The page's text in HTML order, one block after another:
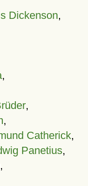
Dickenson,
,
,
,
Catherick,
Panetius,
,